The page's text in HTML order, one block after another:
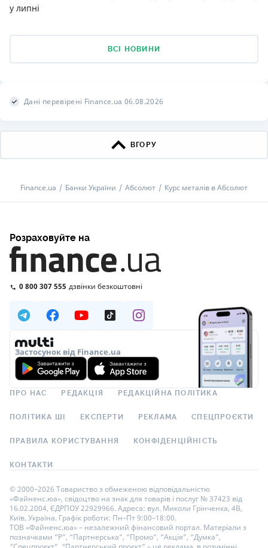
у липні
ВСІ НОВИНИ
Дані перевірені Finance.ua 06.08.2026
ВГОРУ
Finance.ua Банки України Абсолют Курс металів в Абсолют
Розраховуйте на
0 800 307 555 дзвінки безкоштовні
Застосунок від Finance.ua
ПРО НАС РЕДАКЦІЯ РЕДАКЦІЙНА ПОЛІТИКА
ПОЛІТИКА ШІ ЕКСПЕРТИ РЕКЛАМА СПЕЦПРОЄКТИ
ПРАВИЛА КОРИСТУВАННЯ КОНФІДЕНЦІЙНІСТЬ
КОНТАКТИ
© 2000–2026 Товариство з обмеженою відповідальністю
«Файненс.юа», свідоцтво на знак для товарів і послуг № 37423 від
16.02.2004, ЄДРПОУ 22929966. Адреса: вул. Миколи Грінченка, 4В,
Київ, Україна. Графік роботи: Пн–Пт 9:00–18:00.
ТОВ «Файненс.юа» – незалежний фінансовий портал. Матеріали з
позначками “Р”, “Партнерська”, “Промо”, “Акція”, “Думка”,